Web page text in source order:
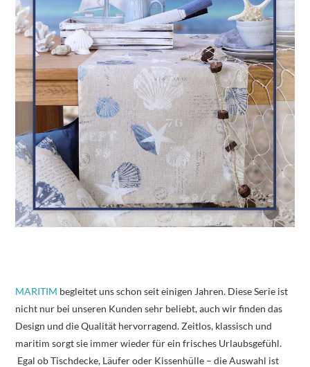
MARITIM begleitet uns schon seit einigen Jahren. Diese Serie ist
nicht nur bei unseren Kunden sehr beliebt, auch wir finden das
Design und die Qualität hervorragend. Zeitlos, klassisch und
maritim sorgt sie immer wieder für ein frisches Urlaubsgefühl.
Egal ob Tischdecke, Läufer oder Kissenhülle – die Auswahl ist